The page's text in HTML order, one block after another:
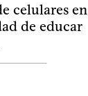
celulares en
de educar